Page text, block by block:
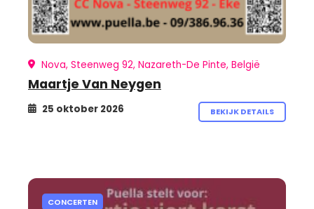
Nova, Steenweg 92, Nazareth-De Pinte, België
Maartje Van Neygen
25 oktober 2026 BEKIJK DETAILS
CONCERTEN